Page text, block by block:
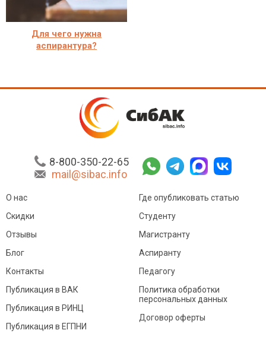
Для чего нужна
аспирантура?
8-800-350-22-65
mail@sibac.info
О нас
Скидки
Отзывы
Блог
Контакты
Где опубликовать статью
Студенту
Магистранту
Аспиранту
Педагогу
Публикация в ВАК
Публикация в РИНЦ
Публикация в ЕГПНИ
Политика обработки
персональных данных
Договор оферты